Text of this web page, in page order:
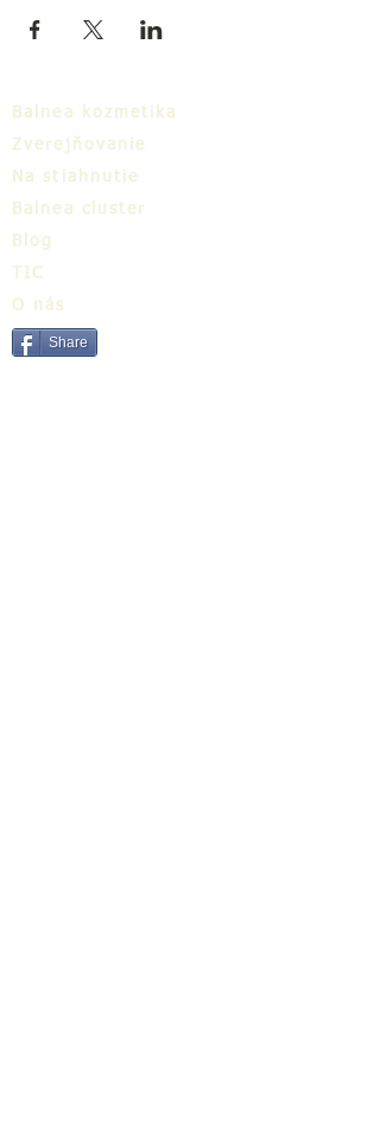
Balnea kozmetika
Zverejňovanie
Na stiahnutie
Balnea cluster
Blog
TIC
O nás
Share